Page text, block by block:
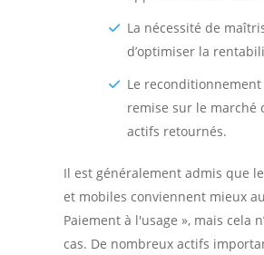
La nécessité de
d’optimiser la
Le
remise sur le marché
actifs retournés.
Il est généralement admis que
et mobiles conviennent mieux
Paiement à l'usage », mais cela
cas. De nombreux actifs